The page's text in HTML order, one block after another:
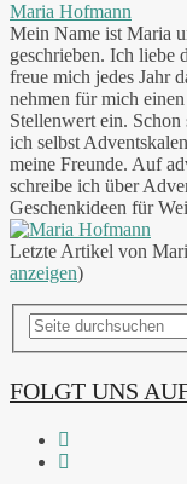
Maria Hofmann
Mein Name ist Maria
geschrieben. Ich liebe
freue mich jedes Jahr
nehmen für mich
Stellenwert ein.
ich selbst
meine Freunde. Auf
schreibe ich über
Geschenkideen für
Letzte Artikel von
anzeigen)
FOLGT UNS